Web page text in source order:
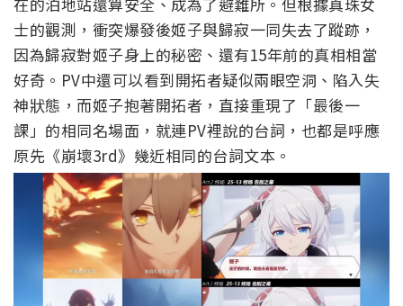
士的觀測，衝突爆發後姬子與歸寂一同失去了蹤跡，
因為歸寂對姬子身上的秘密、還有15年前的真相相當
好奇。 PV中還可以看到開拓者疑似兩眼空洞、陷入失
神狀態，而姬子抱著開拓者，直接重現了「最後一
課」的相同名場面，就連PV裡說的台詞，也都是呼應
原先《崩壞3rd》幾近相同的台詞文本。